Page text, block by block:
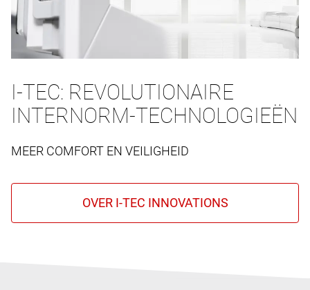
I-TEC: REVOLUTIONAIRE
INTERNORM-TECHNOLOGIEËN
MEER COMFORT EN VEILIGHEID